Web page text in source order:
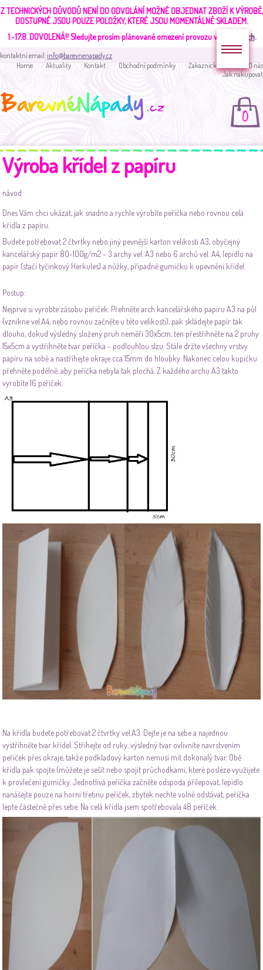
Z TECHNICKÝCH DŮVODŮ NENÍ DO ODVOLÁNÍ MOŽNÉ OBJEDNAT ZBOŽÍ K VÝROBĚ,
DOSTUPNÉ JSOU POUZE POLOŽKY, KTERÉ JSOU MOMENTÁLNĚ SKLADEM.
1.-17.8. DOVOLENÁ!!Sledujte prosím plánované omezení provozu v aktualitách.
kontaktní email:info@barevnenapady.cz
Home
Aktuality Kontakt Obchodní podmínky Zakaznická sekce
O nás
Jak nakupovat
0
Výroba křídel z papíru
návod
Dnes Vám chci ukázat, jak snadno a rychle výrobíte peříčka nebo rovnou celá
křídla z papíru.
Budete potřebovat 2 čtvrtky nebo jiný pevnější karton velikosti A3, obyčejný
kancelářský papír 80-100g/m2 - 3 archy vel. A3 nebo 6 archů vel. A4, lepidlo na
papír (stačí tyčinkový Herkules) a nůžky, případně gumičku k upevnění křídel.
Postup:
Nejprve si vyrobte zásobu peříček. Přehněte arch kancelářského papíru A3 na půl
(vznikne vel.A4, nebo rovnou začněte u této velikosti), pak skládejte papír tak
dlouho, dokud výsledný složený pruh neměří 30x5cm, ten přestříhněte na 2 pruhy
15x5cm a vystříhněte tvar peříčka - podlouhlou slzu. Stále držte všechny vrstvy
papíru na sobě a nastříhejte okraje cca 15mm do hloubky. Nakonec celou kupičku
přehněte podélně, aby peříčka nebyla tak plochá. Z každého archu A3 takto
vyrobíte 16 peříček.
Na křídla budete potřebovat 2 čtvrtky vel.A3. Dejte je na sebe a najednou
vystříhněte tvar křídel. Stříhejte od ruky, výsledný tvar ovlivníte navrstvením
peříček přes okraje, takže podkladový karton nemusí mít dokonalý tvar. Obě
křídla pak spojte (můžete je sešít nebo spojit průchodkami, které posléze využijete
k provlečení gumičky. Jednotlivá peříčka začněte odspoda přilepovat, lepidlo
nanášejte pouze na horní třetinu peříček, zbytek nechte volně odstávat, peříčka
lepte částečně přes sebe. Na celá křídla jsem spotřebovala 48 peříček.